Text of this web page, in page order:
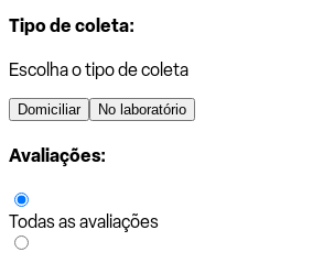
Tipo de coleta:
Escolha o tipo de coleta
Domiciliar No laboratório
Avaliações:
Todas as avaliações